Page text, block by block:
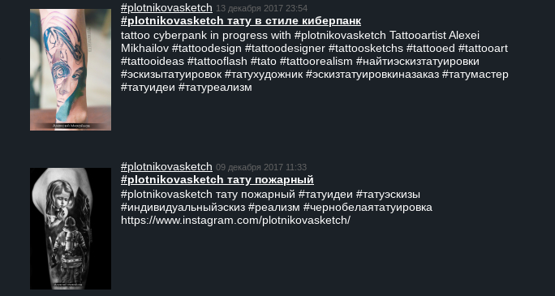
#plotnikovasketch 13 декабря 2017 23:54
#plotnikovasketch тату в стиле киберпанк
tattoo cyberpank in progress with #plotnikovasketch Tattooartist Alexei
Mikhailov #tattoodesign #tattoodesigner #tattoosketchs #tattooed #tattooart
#tattooideas #tattooflash #tato #tattoorealism #найтиэскизтатуировки
#эскизытатуировок #татухудожник #эскизтатуировкиназаказ #татумастер
#татуидеи #татуреализм
#plotnikovasketch 09 декабря 2017 11:33
#plotnikovasketch тату пожарный
#plotnikovasketch тату пожарный #татуидеи #татуэскизы
#индивидуальныйэскиз #реализм #чернобелаятатуировка
https://www.instagram.com/plotnikovasketch/